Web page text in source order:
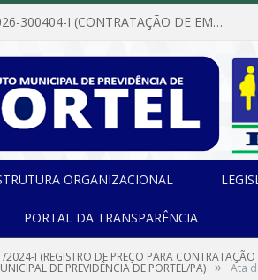
Dispensa de Licitação Nº 7/2026-300404-I (CONTRATAÇÃO DE EMPRESA PARA MANUTENÇÃO E REPARAÇÃO DE APARELHOS DE AR CONDICIONADO, EM ATENDIMENTO ÀS NECESSIDADES DO INSTITUTO DE PREVIDÊNCIA MUNICIPAL DE PORTEL/PA)
ORGANIZACIONAL
PORTAL DA TRANSPARÊNCIA
I (REGISTRO DE PREÇO PARA CONTRATAÇÃO
DE PREVIDÊNCIA DE PORTEL/PA) » Ata